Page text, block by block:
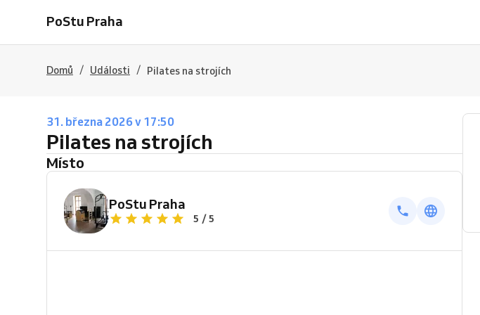
PoStu Praha
Domů / Události / Pilates na strojích
31. března 2026 v 17:50
Pilates na strojích
Místo
PoStu Praha
5 / 5